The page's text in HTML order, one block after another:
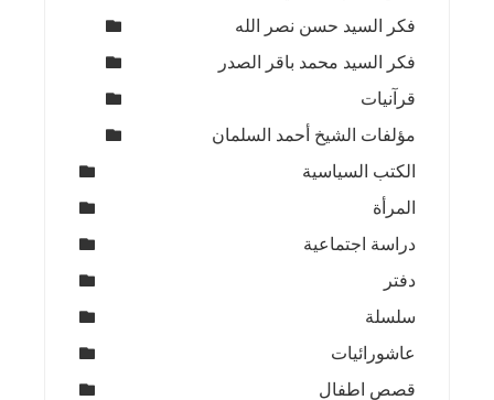
فكر السيد حسن نصر الله
فكر السيد محمد باقر الصدر
قرآنيات
مؤلفات الشيخ أحمد السلمان
الكتب السياسية
المرأة
دراسة اجتماعية
دفتر
سلسلة
عاشورائيات
قصص اطفال